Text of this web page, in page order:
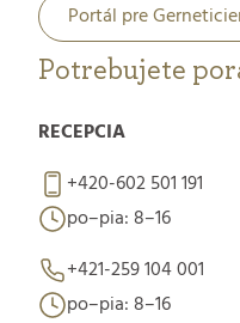
Portál pre
Potrebujete
RECEPCIA
+420-602 501 191
po–pia: 8–16
+421-259 104 001
po–pia: 8–16